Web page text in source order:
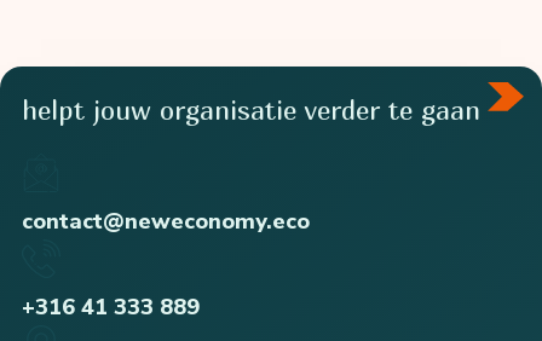
helpt jouw organisatie verder te gaan
contact@neweconomy.eco
+316 41 333 889